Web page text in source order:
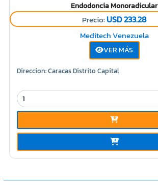
Endodoncia Monoradicular
Precio: USD 233.28
Meditech Venezuela
VER MÁS
Direccion: Caracas Distrito Capital